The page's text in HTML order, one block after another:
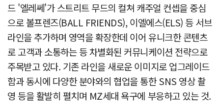
드 '엘레쎄'가 스트리트 무드의 컬쳐 캐주얼 컨셉을 중심
으로 볼프렌즈(BALL FRIENDS), 이엘에스(ELS) 등 서브
라인을 추가하며 영역을 확장한데 이어 유니크한 콘텐츠
로 고객과 소통하는 등 차별화된 커뮤니케이션 전략으로
주목받고 있다. 기존 라인을 새로운 이미지로 업그레이드
함과 동시에 다양한 분야와의 협업을 통한 SNS 영상 촬
영 등을 활발히 펼치며 MZ세대 욕구에 부응하고 있는 것.